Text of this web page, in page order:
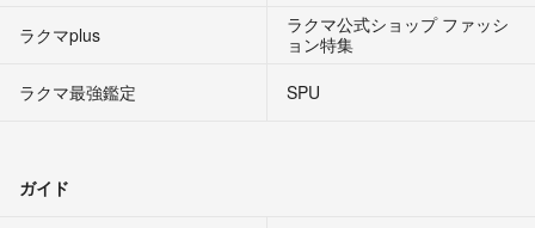
ラクマplus
ラクマ公式ショップ ファッシ
ョン特集
ラクマ最強鑑定
SPU
ガイド